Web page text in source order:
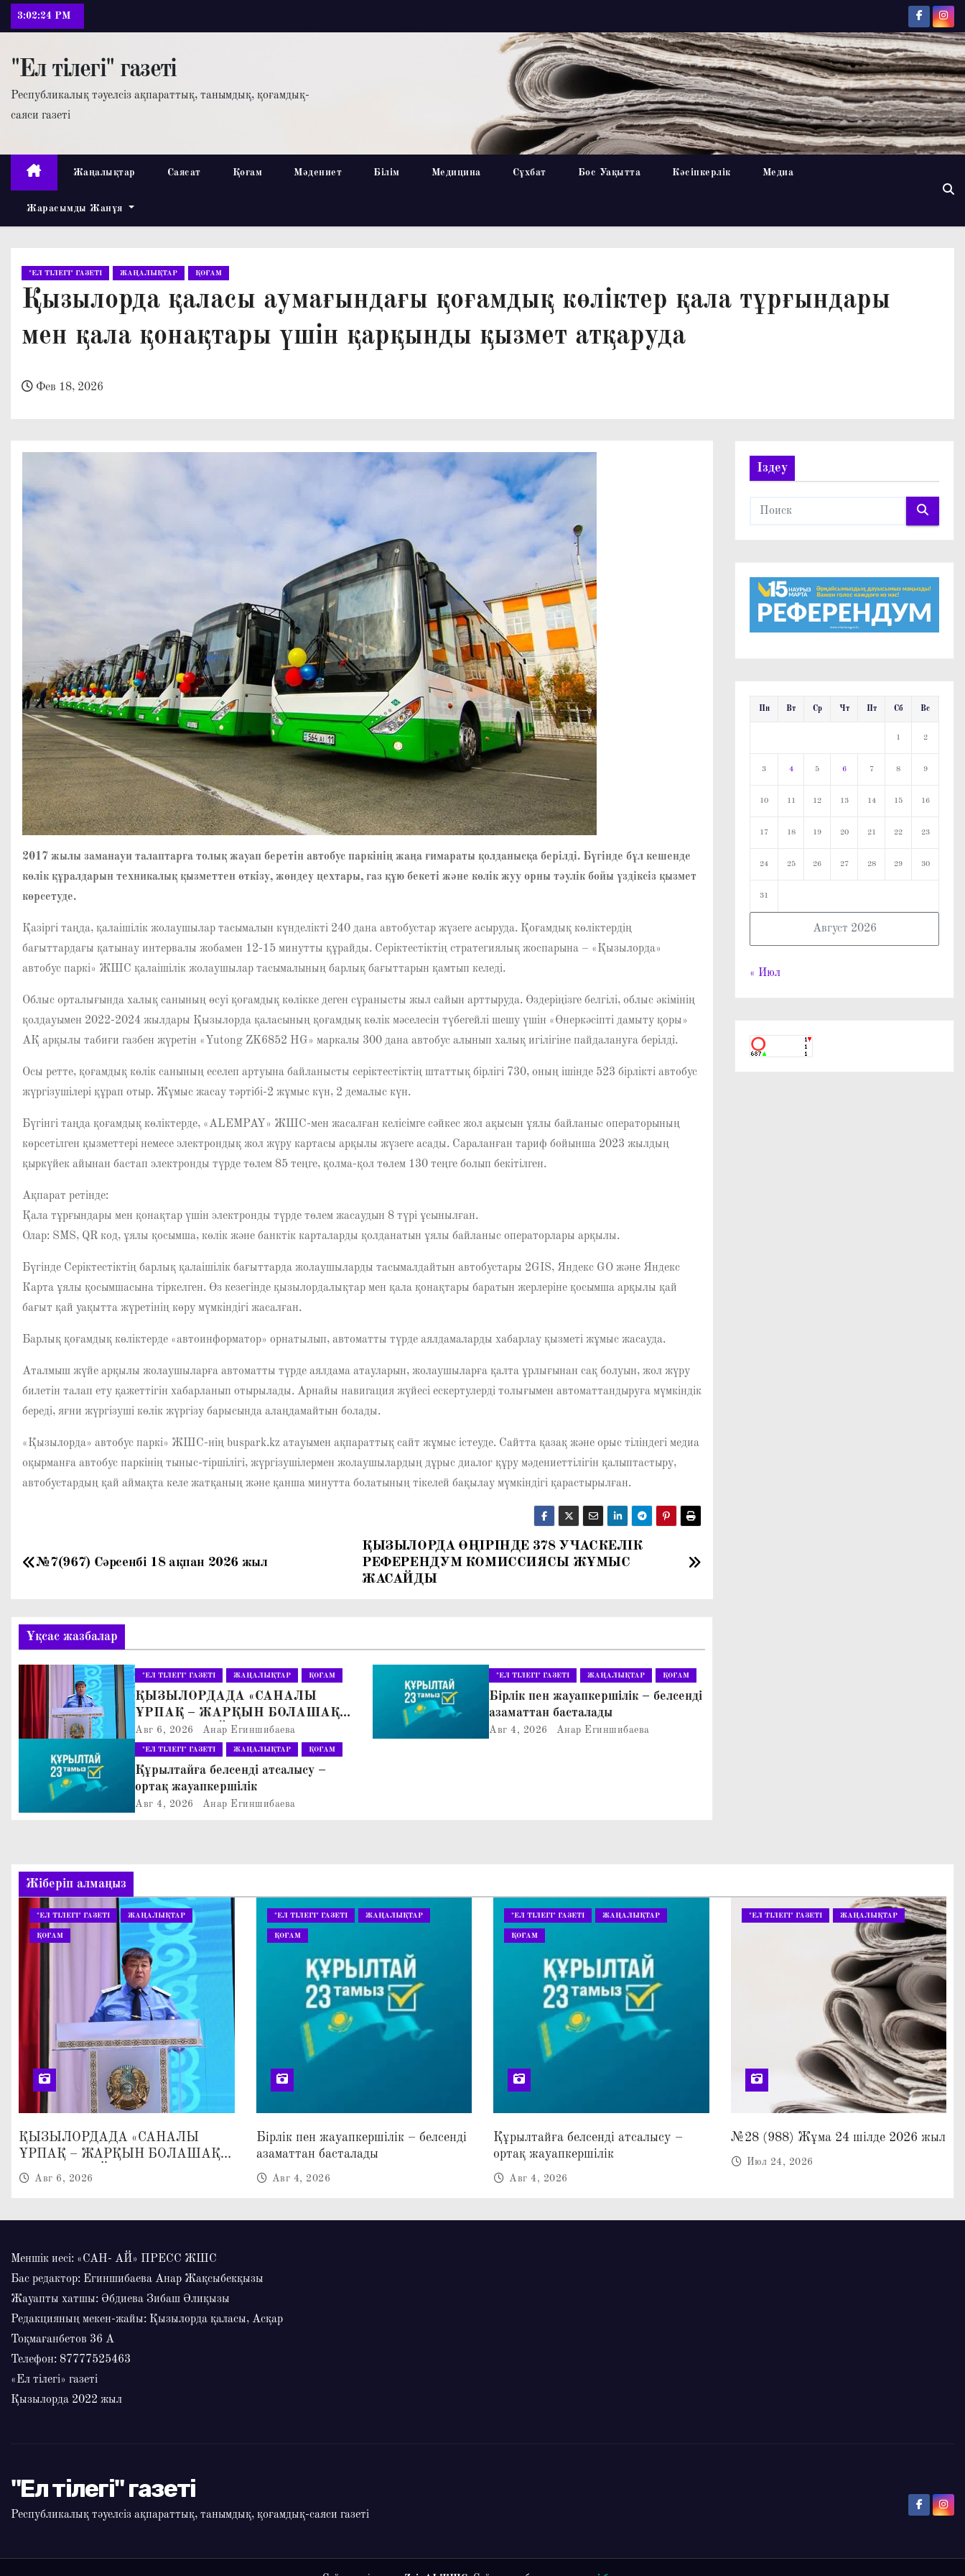
3:02:25 PM
"Ел тілегі" газеті
Республикалық тәуелсіз ақпараттық, танымдық, қоғамдық-
саяси газеті
Жаңалықтар Саясат Қоғам Мәдениет Білім Медицина Сұхбат Бос Уақытта Кәсіпкерлік Медиа
Жарасымды Жанұя
"ЕЛ ТІЛЕГІ" ГАЗЕТІ ЖАҢАЛЫҚТАР ҚОҒАМ
Қызылорда қаласы аумағындағы қоғамдық көліктер қала тұрғындары
мен қала қонақтары үшін қарқынды қызмет атқаруда
Фев 18, 2026
2017 жылы заманауи талаптарға толық жауап беретін автобус паркінің жаңа ғимараты қолданысқа берілді. Бүгінде бұл кешенде
көлік құралдарын техникалық қызметтен өткізу, жөндеу цехтары, газ құю бекеті және көлік жуу орны тәулік бойы үздіксіз қызмет
көрсетуде.
Қазіргі таңда, қалаішілік жолаушылар тасымалын күнделікті 240 дана автобустар жүзеге асыруда. Қоғамдық көліктердің
бағыттардағы қатынау интервалы жобамен 12-15 минутты құрайды. Серіктестіктің стратегиялық жоспарына – «Қызылорда»
автобус паркі» ЖШС қалаішілік жолаушылар тасымалының барлық бағыттарын қамтып келеді.
Облыс орталығында халық санының өсуі қоғамдық көлікке деген сұранысты жыл сайын арттыруда. Өздеріңізге белгілі, облыс әкімінің
қолдауымен 2022-2024 жылдары Қызылорда қаласының қоғамдық көлік мәселесін түбегейлі шешу үшін «Өнеркәсіпті дамыту қоры»
АҚ арқылы табиғи газбен жүретін «Yutong ZK6852 HG» маркалы 300 дана автобус алынып халық игілігіне пайдалануға берілді.
Осы ретте, қоғамдық көлік санының еселеп артуына байланысты серіктестіктің штаттық бірлігі 730, оның ішінде 523 бірлікті автобус
жүргізушілері құрап отыр. Жұмыс жасау тәртібі-2 жұмыс күн, 2 демалыс күн.
Бүгінгі таңда қоғамдық көліктерде, «ALEMPAY» ЖШС-мен жасалған келісімге сәйкес жол ақысын ұялы байланыс операторының
көрсетілген қызметтері немесе электрондық жол жүру картасы арқылы жүзеге асады. Сараланған тариф бойынша 2023 жылдың
қыркүйек айынан бастап электронды түрде төлем 85 теңге, қолма-қол төлем 130 теңге болып бекітілген.
Ақпарат ретінде:
Қала тұрғындары мен қонақтар үшін электронды түрде төлем жасаудын 8 түрі ұсынылған.
Олар: SMS, QR код, ұялы қосымша, көлік және банктік карталарды қолданатын ұялы байланыс операторлары арқылы.
Бүгінде Серіктестіктің барлық қалаішілік бағыттарда жолаушыларды тасымалдайтын автобустары 2GIS, Яндекс GO және Яндекс
Карта ұялы қосымшасына тіркелген. Өз кезегінде қызылордалықтар мен қала қонақтары баратын жерлеріне қосымша арқылы қай
бағыт қай уақытта жүретінің көру мүмкіндігі жасалған.
Барлық қоғамдық көліктерде «автоинформатор» орнатылып, автоматты түрде аялдамаларды хабарлау қызметі жұмыс жасауда.
Аталмыш жүйе арқылы жолаушыларға автоматты түрде аялдама атауларын, жолаушыларға қалта ұрлығынан сақ болуын, жол жүру
билетін талап ету қажеттігін хабарланып отырылады. Арнайы навигация жүйесі ескертулерді толығымен автоматтандыруға мүмкіндік
береді, яғни жүргізуші көлік жүргізу барысында алаңдамайтын болады.
«Қызылорда» автобус паркі» ЖШС-нің buspark.kz атауымен ақпараттық сайт жұмыс істеуде. Сайтта қазақ және орыс тіліндегі медиа
оқырманға автобус паркінің тыныс-тіршілігі, жүргізушілермен жолаушылардың дұрыс диалог құру мәдениеттілігін қалыптастыру,
автобустардың қай аймақта келе жатқаның және қанша минутта болатының тікелей бақылау мүмкіндігі қарастырылған.
Н
и
г
а
ц
з
а
п
и
с
м
ҚЫЗЫЛОРДА ӨҢІРІНДЕ 378 УЧАСКЕЛІК
РЕФЕРЕНДУМ КОМИССИЯСЫ ЖҰМЫС
ЖАСАЙДЫ
№7(967) Сәрсенбі 18 ақпан 2026 жыл
Ұқсас жазбалар
"ЕЛ ТІЛЕГІ" ГАЗЕТІ ЖАҢАЛЫҚТАР ҚОҒАМ
ҚЫЗЫЛОРДАДА «САНАЛЫ
ҰРПАҚ – ЖАРҚЫН БОЛАШАҚ»
АТТЫ КЕҢЕЙТІЛГЕН МӘЖІЛІС
ӨТТІ
Авг 6, 2026 Анар Егиншибаева
"ЕЛ ТІЛЕГІ" ГАЗЕТІ ЖАҢАЛЫҚТАР ҚОҒАМ
Бірлік пен жауапкершілік – белсенді
азаматтан басталады
Авг 4, 2026 Анар Егиншибаева
"ЕЛ ТІЛЕГІ" ГАЗЕТІ ЖАҢАЛЫҚТАР ҚОҒАМ
Құрылтайға белсенді атсалысу –
ортақ жауапкершілік
Авг 4, 2026 Анар Егиншибаева
Іздеу
Август 2026
Пн Вт Ср Чт Пт Сб Вс
1 2
3 4 5 6 7 8 9
10 11 12 13 14 15 16
17 18 19 20 21 22 23
24 25 26 27 28 29 30
31
« Июл
Жіберіп алмаңыз
"ЕЛ ТІЛЕГІ" ГАЗЕТІ ЖАҢАЛЫҚТАР
ҚОҒАМ
ҚЫЗЫЛОРДАДА «САНАЛЫ
ҰРПАҚ – ЖАРҚЫН БОЛАШАҚ»
АТТЫ КЕҢЕЙТІЛГЕН МӘЖІЛІС
ӨТТІ
Авг 6, 2026
"ЕЛ ТІЛЕГІ" ГАЗЕТІ ЖАҢАЛЫҚТАР
ҚОҒАМ
Бірлік пен жауапкершілік – белсенді
азаматтан басталады
Авг 4, 2026
"ЕЛ ТІЛЕГІ" ГАЗЕТІ ЖАҢАЛЫҚТАР
ҚОҒАМ
Құрылтайға белсенді атсалысу –
ортақ жауапкершілік
Авг 4, 2026
"ЕЛ ТІЛЕГІ" ГАЗЕТІ ЖАҢАЛЫҚТАР
№28 (988) Жұма 24 шілде 2026 жыл
Июл 24, 2026
Меншік иесі: «САН- АЙ» ПРЕСС ЖШС
Бас редактор: Егиншибаева Анар Жақсыбекқызы
Жауапты хатшы: Әбдиева Зибаш Әлиқызы
Редакцияның мекен-жайы: Қызылорда қаласы, Асқар
Тоқмағанбетов 36 А
Телефон: 87777525463
«Ел тілегі» газеті
Қызылорда 2022 жыл
"Ел тілегі" газеті
Республикалық тәуелсіз ақпараттық, танымдық, қоғамдық-саяси газеті